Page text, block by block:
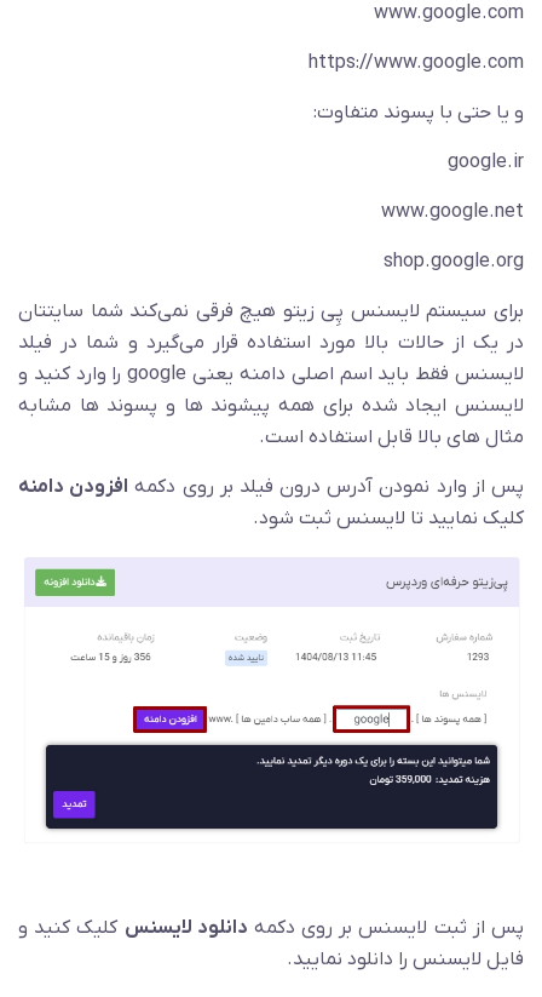
www.google.com
https://www.google.com
و یا حتی با پسوند متفاوت:
google.ir
www.google.net
shop.google.org
برای سیستم لایسنس پِی زیتو هیچ فرقی نمی‌کند شما سایتتان
در یک از حالات بالا مورد استفاده قرار می‌گیرد و شما در فیلد
لایسنس فقط باید اسم اصلی دامنه یعنی google را وارد کنید و
لایسنس ایجاد شده برای همه پیشوند ها و پسوند ها مشابه
مثال های بالا قابل استفاده است.
پس از وارد نمودن آدرس درون فیلد بر روی دکمه افزودن دامنه
کلیک نمایید تا لایسنس ثبت شود.
پس از ثبت لایسنس بر روی دکمه دانلود لایسنس کلیک کنید و
فایل لایسنس را دانلود نمایید.